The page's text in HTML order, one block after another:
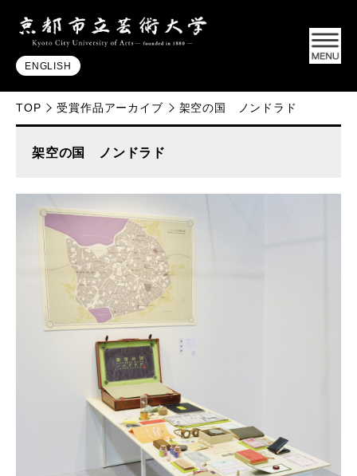
ENGLISH
TOP 受賞作品アーカイブ 架空の国 ノンドラド
架空の国 ノンドラド